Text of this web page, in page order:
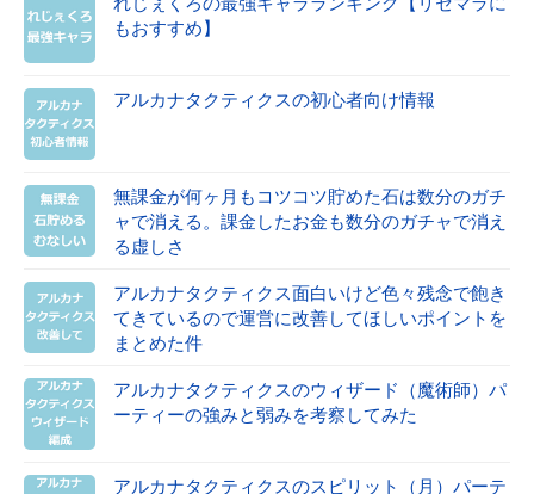
もおすすめ】
アルカナタクティクスの初心者向け情報
無課金が何ヶ月もコツコツ貯めた石は数分のガチ
ャで消える。課金したお金も数分のガチャで消え
る虚しさ
アルカナタクティクス面白いけど色々残念で飽き
てきているので運営に改善してほしいポイントを
まとめた件
アルカナタクティクスのウィザード（魔術師）パ
ーティーの強みと弱みを考察してみた
アルカナタクティクスのスピリット（月）パーテ